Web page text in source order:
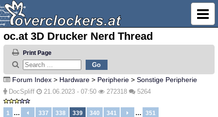
oc.at 3D Drucker Nerd Thread
Print Page
Forum Index > Hardware > Peripherie > Sonstige Peripherie
DocSpliff 21.06.2023 - 07:50 272318 5264
1 … 337 338 339 340 341 … 351